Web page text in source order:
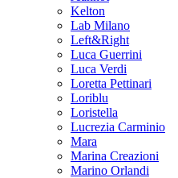
Kelton
Lab Milano
Left&Right
Luca Guerrini
Luca Verdi
Loretta Pettinari
Loriblu
Loristella
Lucrezia Carminio
Mara
Marina Creazioni
Marino Orlandi